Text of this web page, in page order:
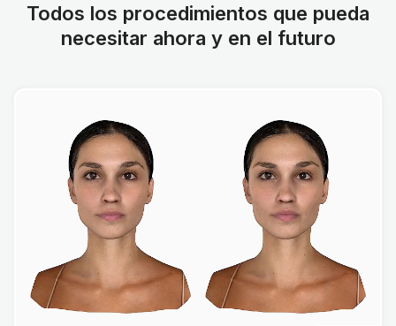
Todos los procedimientos que pueda
necesitar ahora y en el futuro